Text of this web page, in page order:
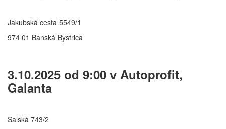
Jakubská cesta 5549/1
974 01 Banská Bystrica
3.10.2025 od 9:00 v Autoprofit,
Galanta
Šalská 743/2